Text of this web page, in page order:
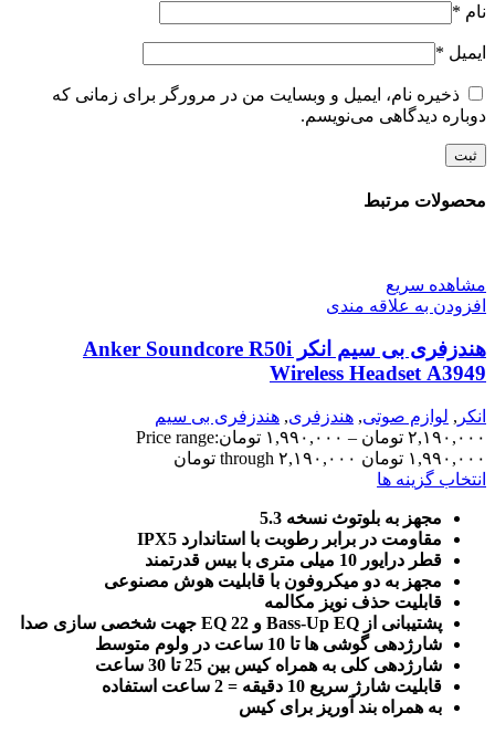
نام *
ایمیل *
ذخیره نام، ایمیل و وبسایت من در مرورگر برای زمانی که
دوباره دیدگاهی می‌نویسم.
محصولات مرتبط
مشاهده سریع
افزودن به علاقه مندی
هندزفری بی سیم انکر Anker Soundcore R50i
Wireless Headset A3949
انکر , لوازم صوتی, هندزفری, هندزفری بی سیم
۲,۱۹۰,۰۰۰ تومان – ۱,۹۹۰,۰۰۰ تومانPrice range:
۱,۹۹۰,۰۰۰ تومان through ۲,۱۹۰,۰۰۰ تومان
انتخاب گزینه ها
مجهز به بلوتوث نسخه 5.3
مقاومت در برابر رطوبت با استاندارد IPX5
قطر درایور 10 میلی متری با بیس قدرتمند
مجهز به دو میکروفون با قابلیت هوش مصنوعی
قابلیت حذف نویز مکالمه
پشتیبانی از Bass-Up EQ و 22 EQ جهت شخصی سازی صدا
شارژدهی گوشی ها تا 10 ساعت در ولوم متوسط
شارژدهی کلی به همراه کیس بین 25 تا 30 ساعت
قابلیت شارژ سریع 10 دقیقه = 2 ساعت استفاده
به همراه بند آوریز برای کیس